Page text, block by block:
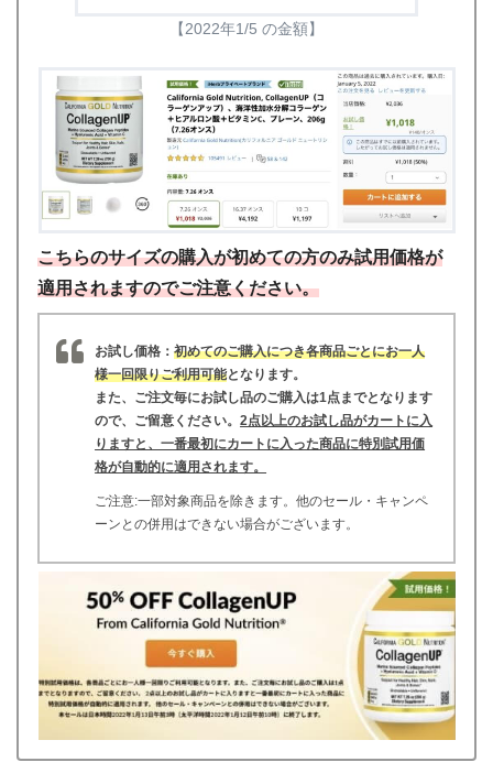
【2022年1/5 の金額】
こちらのサイズの購入が初めての方のみ試用価格が
適用されますのでご注意ください。
お試し価格：初めてのご購入につき各商品ごとにお一人
様一回限りご利用可能となります。
また、ご注文毎にお試し品のご購入は1点までとなります
ので、ご留意ください。2点以上のお試し品がカートに入
りますと、一番最初にカートに入った商品に特別試用価
格が自動的に適用されます。
ご注意:一部対象商品を除きます。他のセール・キャンペ
ーンとの併用はできない場合がございます。